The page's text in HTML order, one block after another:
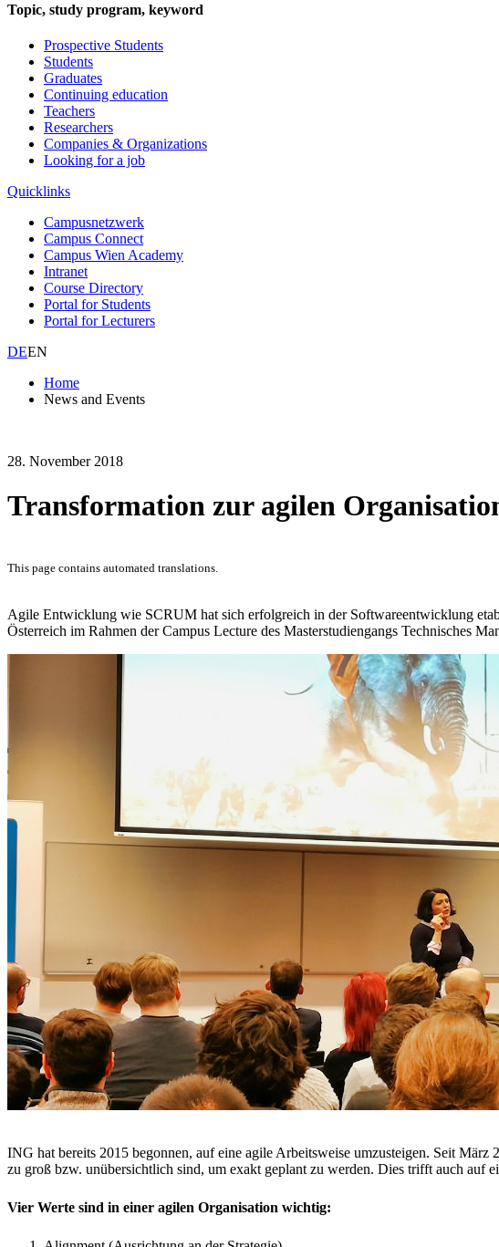
Topic, study program, keyword
Prospective Students
Students
Graduates
Continuing education
Teachers
Researchers
Companies & Organizations
Looking for a job
Quicklinks
Campusnetzwerk
Campus Connect
Campus Wien Academy
Intranet
Course Directory
Portal for Students
Portal for Lecturers
DEEN
Home
News and Events
28. November 2018
Transformation zur agilen
This page contains automated translations.
Agile Entwicklung wie SCRUM hat sich erfolgreich in der Softwareentwicklung
Österreich im Rahmen der Campus Lecture des Masterstudiengangs Technisches
ING hat bereits 2015 begonnen, auf eine agile Arbeitsweise umzusteigen. Seit
zu groß bzw. unübersichtlich sind, um exakt geplant zu werden. Dies trifft auch auf
Vier Werte sind in einer agilen Organisation wichtig: